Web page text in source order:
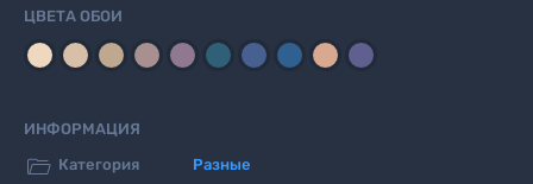
ЦВЕТА ОБОИ
ИНФОРМАЦИЯ
 Категория Разные